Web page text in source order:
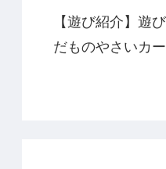
【遊び紹介】遊
だものやさいカー